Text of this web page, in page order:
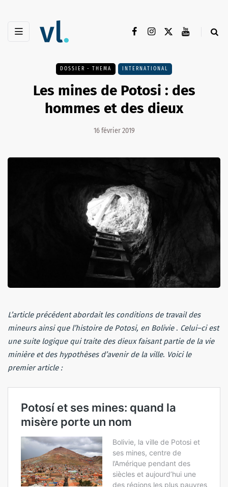
DOSSIER - THEMA INTERNATIONAL
Les mines de Potosi : des
hommes et des dieux
16 février 2019
L’article précédent abordait les conditions de travail des
mineurs ainsi que l’histoire de Potosi, en Bolivie. Celui–ci est
une suite logique qui traite des dieux faisant partie de la vie
minière et des hypothèses d’avenir de la ville. Voici le
premier article :